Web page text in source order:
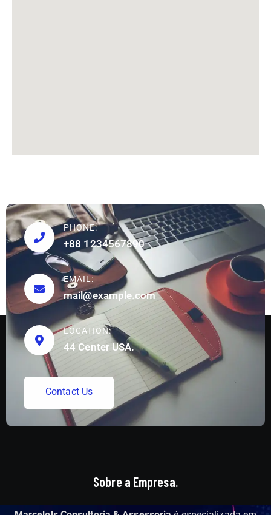
PHONE:
+88 1234567890
EMAIL:
mail@example.com
LOCATION:
44 Center USA.
Contact Us
Sobre a Empresa.